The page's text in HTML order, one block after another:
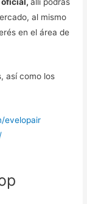
al mismo
en el área de
así como los
evelopair